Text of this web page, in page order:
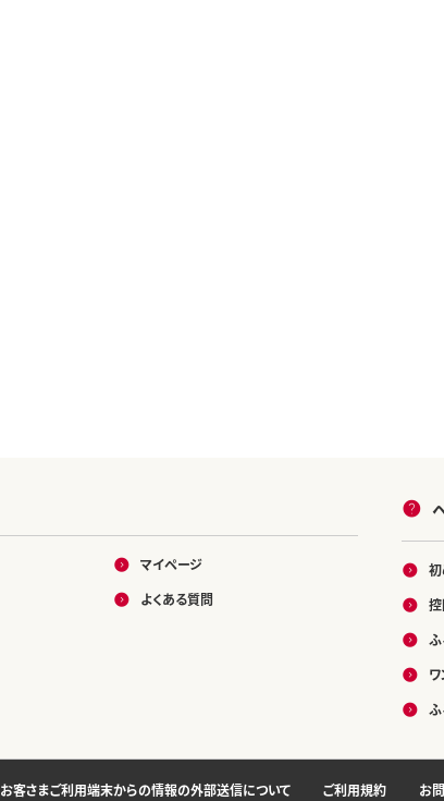
マイページ
よくある質問
ふ
お客さまご利用端末からの情報の外部送信について ご利用規約 お